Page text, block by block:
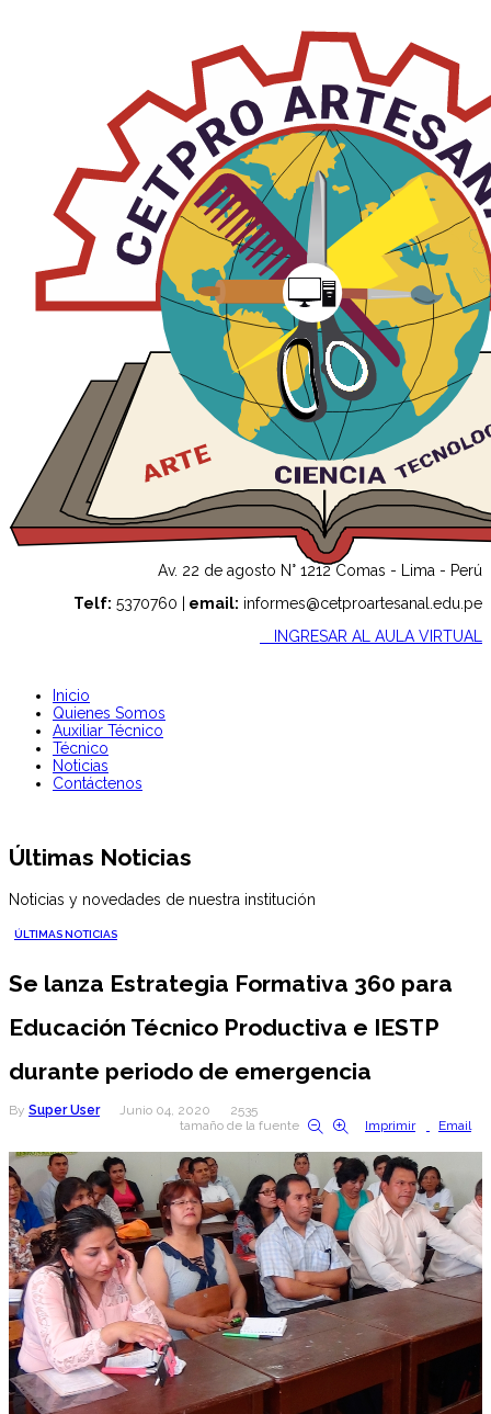
Av. 22 de agosto N° 1212 Comas - Lima - Perú
Telf: 5370760 | email: informes@cetproartesanal.edu.pe
INGRESAR AL AULA VIRTUAL
Inicio
Quienes Somos
Auxiliar Técnico
Técnico
Noticias
Contáctenos
Últimas Noticias
Noticias y novedades de nuestra institución
ÚLTIMAS NOTICIAS
Se lanza Estrategia Formativa 360 para
Educación Técnico Productiva e IESTP
durante periodo de emergencia
By Super User Junio 04, 2020
2535
tamaño de la fuente
Imprimir Email